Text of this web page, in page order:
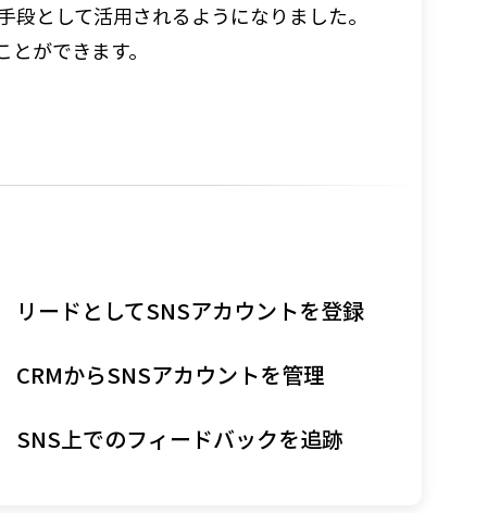
として活用されるようになりました。
ができます。
リードとしてSNSアカウントを登録
CRMからSNSアカウントを管理
SNS上でのフィードバックを追跡